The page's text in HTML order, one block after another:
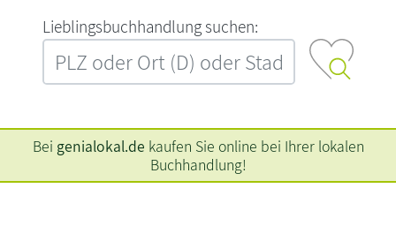
L‍i‍e‍b‍l‍i‍n‍g‍s‍b‍u‍c‍h‍h‍a‍n‍d‍l‍u‍n‍g‍ ‍s‍u‍c‍h‍e‍n‍:‍
Bei genialokal.de kaufen Sie online bei Ihrer lokalen
Buchhandlung!